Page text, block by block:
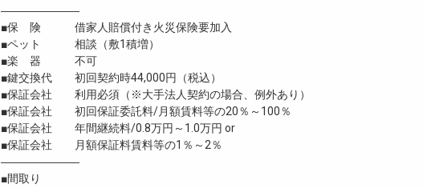
―――――――
■保 険 借家人賠償付き火災保険要加入
■ペット 相談（敷1積増）
■楽 器 不可
■鍵交換代 初回契約時44,000円（税込）
■保証会社 利用必須（※大手法人契約の場合、例外あり）
■保証会社 初回保証委託料/月額賃料等の20％～100％
■保証会社 年間継続料/0.8万円～1.0万円 or
■保証会社 月額保証料賃料等の1％～2％
―――――――
■間取り